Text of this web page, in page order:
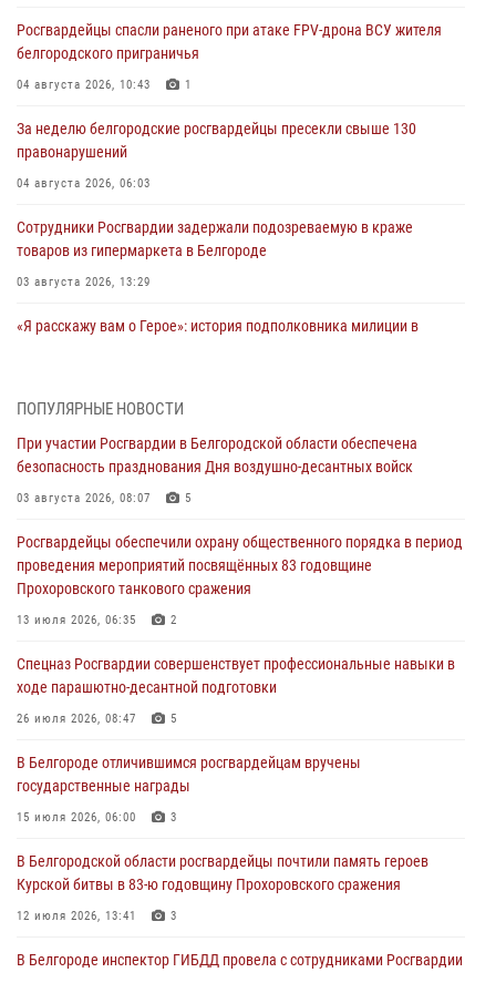
Росгвардейцы спасли раненого при атаке FPV-дрона ВСУ жителя
белгородского приграничья
04 августа 2026, 10:43 1
За неделю белгородские росгвардейцы пресекли свыше 130
правонарушений
04 августа 2026, 06:03
Сотрудники Росгвардии задержали подозреваемую в краже
товаров из гипермаркета в Белгороде
03 августа 2026, 13:29
«Я расскажу вам о Герое»: история подполковника милиции в
сборов «Армата» в Белгородской области
03 августа 2026, 10:12
безопасность празднования Дня воздушно-десантных войск
03 августа 2026, 08:07
«Росгвардия. Вехи истории»: специальные моторизованные части
02 августа 2026, 07:10 1
Росгвардейцы оказали помощь пострадавшему в результате атаки
01 августа 2026, 16:43
ПОПУЛЯРНЫЕ НОВОСТИ
При участии Росгвардии в Белгородской области обеспечена
безопасность празднования Дня воздушно-десантных войск
03 августа 2026, 08:07 5
Росгвардейцы обеспечили охрану общественного порядка в период
проведения мероприятий посвящённых 83 годовщине
Прохоровского танкового сражения
13 июля 2026, 06:35 2
Спецназ Росгвардии совершенствует профессиональные навыки в
ходе парашютно-десантной подготовки
26 июля 2026, 08:47 5
В Белгороде отличившимся росгвардейцам вручены
государственные награды
15 июля 2026, 06:00 3
В Белгородской области росгвардейцы почтили память героев
Курской битвы в 83-ю годовщину Прохоровского сражения
12 июля 2026, 13:41 3
В Белгороде инспектор ГИБДД провела с сотрудниками Росгвардии